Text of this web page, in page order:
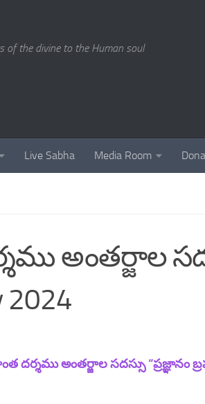
of the divine to the Human soul
Live Sabha Media Room
అంతర్జాల
2024
అంతర్జాల సదస్సు “ప్రజ్ఞానం